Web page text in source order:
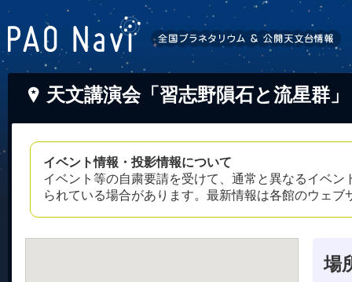
天文講演会「習志野隕石と流星群」
イベント情報・投影情報について
イベント等の自粛要請を受けて、通常と異なるイベ
られている場合があります。最新情報は各館のウェ
場